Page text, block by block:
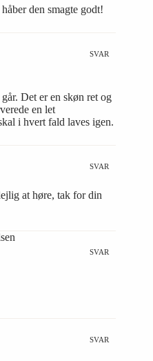
den smagte godt!
SVAR
Det er en skøn ret og
en let
i hvert fald laves igen.
SVAR
at høre, tak for din
SVAR
SVAR